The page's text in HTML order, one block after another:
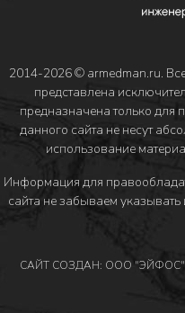
2014-2026 © armedman.ru.
представлена
предназначена только для
данного сайта не несут
использование
Информация для
сайта не забываем
САЙТ СОЗДАН: ООО